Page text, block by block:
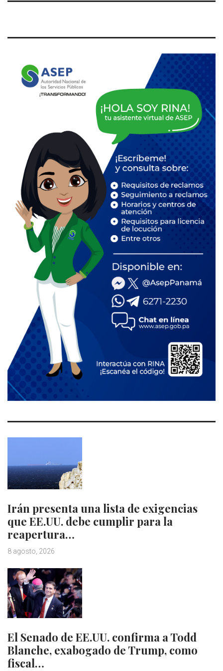
Irán presenta una lista de exigencias
que EE.UU. debe cumplir para la
reapertura…
8 agosto, 2026
El Senado de EE.UU. confirma a Todd
Blanche, exabogado de Trump, como
fiscal…